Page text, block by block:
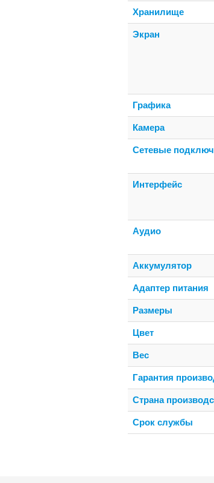
Хранилище
Экран
Графика
Камера
Сетевые
Интерфейс
Аудио
Аккумулятор
Адаптер питания
Размеры
Цвет
Вес
Гарантия
Страна
Срок службы